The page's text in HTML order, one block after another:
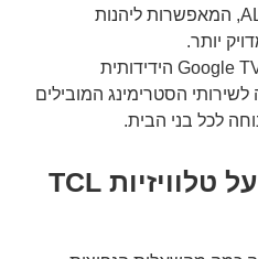
טכנולוגיות VRR ו-ALLM, המאפשרות ליהנות
יותר.
– מערכת Google TV הידידותית
הסטרימינג המובילים
לכל בני הבית.
שאלות ותשובות על טלוויזיות TCL